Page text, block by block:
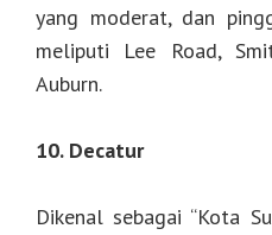
yang moderat, dan
meliputi Lee Road,
Auburn.
10. Decatur
Dikenal sebagai “Kota